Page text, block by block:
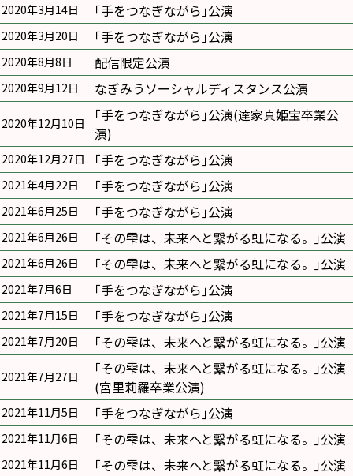
2020年3月14日 ｢手をつなぎながら｣公演
2020年3月20日 ｢手をつなぎながら｣公演
2020年8月8日 配信限定公演
2020年9月12日 なぎみうソーシャルディスタンス公演
2020年12月10日
｢手をつなぎながら｣公演(達家真姫宝卒業公
演)
2020年12月27日 ｢手をつなぎながら｣公演
2021年4月22日 ｢手をつなぎながら｣公演
2021年6月25日 ｢手をつなぎながら｣公演
2021年6月26日 ｢その雫は、未来へと繋がる虹になる。｣公演
2021年6月26日 ｢その雫は、未来へと繋がる虹になる。｣公演
2021年7月6日 ｢手をつなぎながら｣公演
2021年7月15日 ｢手をつなぎながら｣公演
2021年7月20日 ｢その雫は、未来へと繋がる虹になる。｣公演
2021年7月27日
｢その雫は、未来へと繋がる虹になる。｣公演
(宮里莉羅卒業公演)
2021年11月5日 ｢手をつなぎながら｣公演
2021年11月6日 ｢その雫は、未来へと繋がる虹になる。｣公演
2021年11月6日 ｢その雫は、未来へと繋がる虹になる。｣公演